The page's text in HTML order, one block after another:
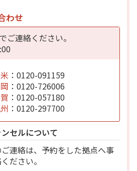
わせ
ご連絡ください。
：0120-091159
：0120-726006
：0120-057180
：0120-297700
セルについて
連絡は、予約をした拠点へ事
ださい。